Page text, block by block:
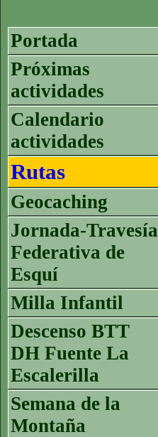
Portada
Próximas
actividades
Calendario
actividades
Rutas
Geocaching
Jornada-Travesía
Federativa de
Esquí
Milla Infantil
Descenso BTT
DH Fuente La
Escalerilla
Semana de la
Montaña